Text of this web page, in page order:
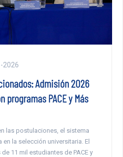
2026
Admisión 2026
PACE y Más
las postulaciones, el sistema
la selección universitaria. El
11 mil estudiantes de PACE y